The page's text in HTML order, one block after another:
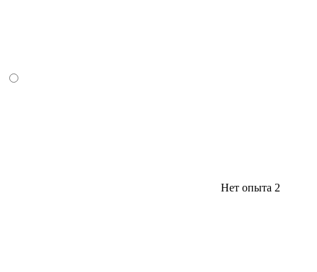
Нет опыта 2